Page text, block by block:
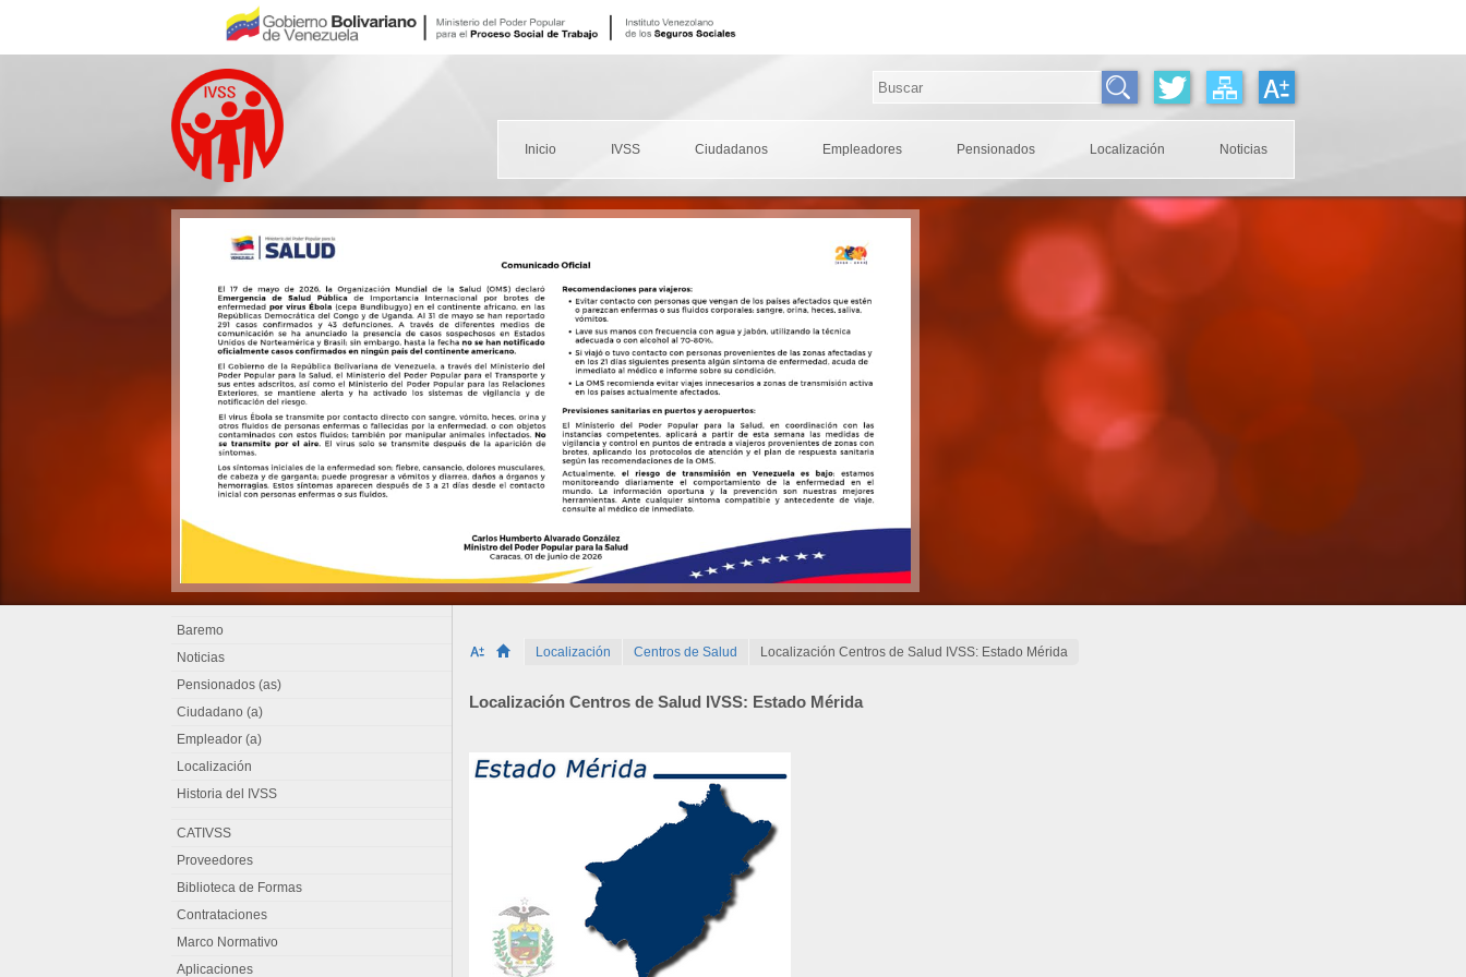
Localización Centros de Salud Localización Centros de Salud IVSS: Estado Mérida
Localización Centros de Salud IVSS: Estado Mérida
Baremo
Noticias
Pensionados (as)
Ciudadano (a)
Empleador (a)
Localización
Historia del IVSS
CATIVSS
Proveedores
Biblioteca de Formas
Contrataciones
Marco Normativo
Aplicaciones
Inicio IVSS Ciudadanos Empleadores Pensionados Localización Noticias